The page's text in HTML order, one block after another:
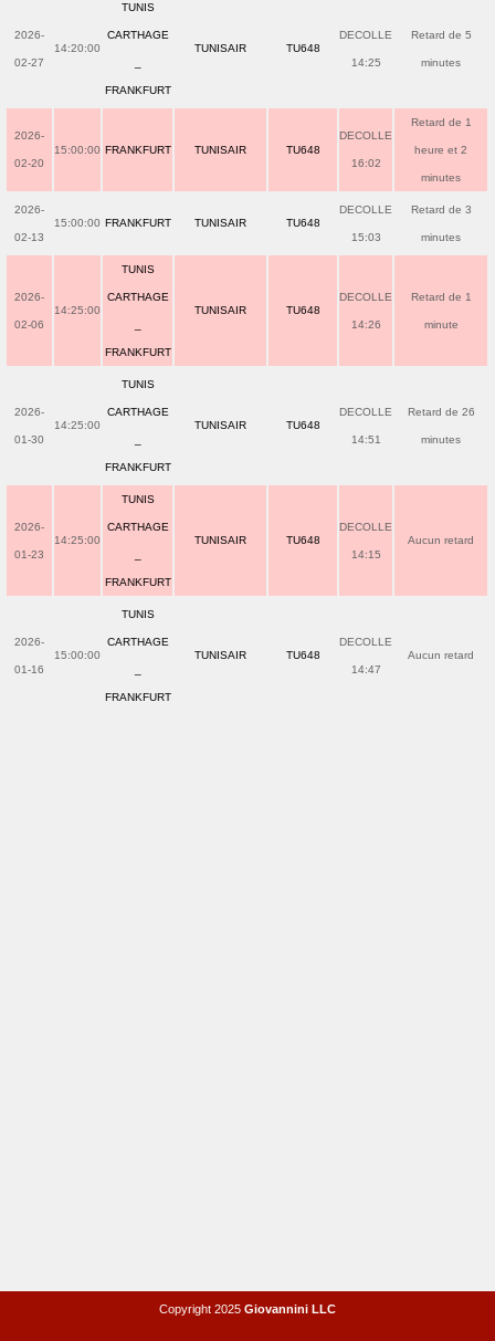
2026-
02-27
14:20:00
TUNIS
CARTHAGE
FRANKFURT
TUNISAIR TU648
DECOLLE
14:25
Retard de 5
minutes
2026-
02-20
15:00:00 FRANKFURT TUNISAIR TU648
DECOLLE
16:02
Retard de 1
heure et 2
minutes
2026-
02-13
15:00:00 FRANKFURT TUNISAIR TU648
DECOLLE
15:03
Retard de 3
minutes
2026-
02-06
14:25:00
TUNIS
CARTHAGE
FRANKFURT
TUNISAIR TU648
DECOLLE
14:26
Retard de 1
minute
2026-
01-30
14:25:00
TUNIS
CARTHAGE
FRANKFURT
TUNISAIR TU648
DECOLLE
14:51
Retard de 26
minutes
2026-
01-23
14:25:00
TUNIS
CARTHAGE
FRANKFURT
TUNISAIR TU648
DECOLLE
14:15
Aucun retard
2026-
01-16
15:00:00
TUNIS
CARTHAGE
FRANKFURT
TUNISAIR TU648
DECOLLE
14:47
Aucun retard
Copyright 2025 Giovannini LLC